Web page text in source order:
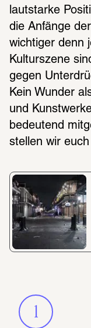
lautstarke
die Anfänge
wichtiger denn
Kulturszene
gegen
Kein Wunder
und
bedeutend
stellen wir
1